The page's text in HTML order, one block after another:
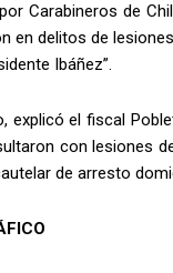
Carabineros de
en delitos de
Ibáñez”.
explicó el fiscal
con lesiones
de arresto